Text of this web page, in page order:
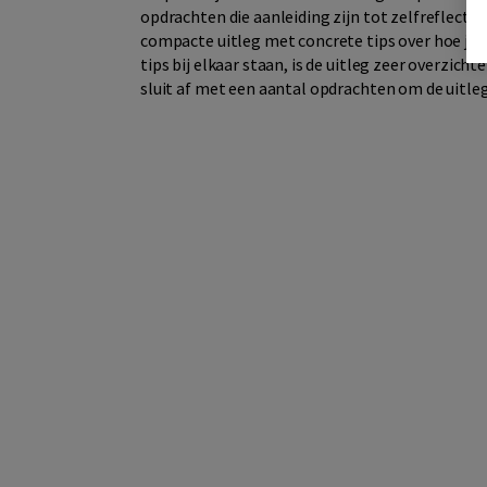
opdrachten die aanleiding zijn tot zelfreflectie
compacte uitleg met concrete tips over hoe je
tips bij elkaar staan, is de uitleg zeer
sluit af met een aantal opdrachten om de